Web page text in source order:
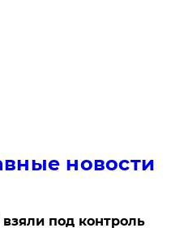
новости
под контроль